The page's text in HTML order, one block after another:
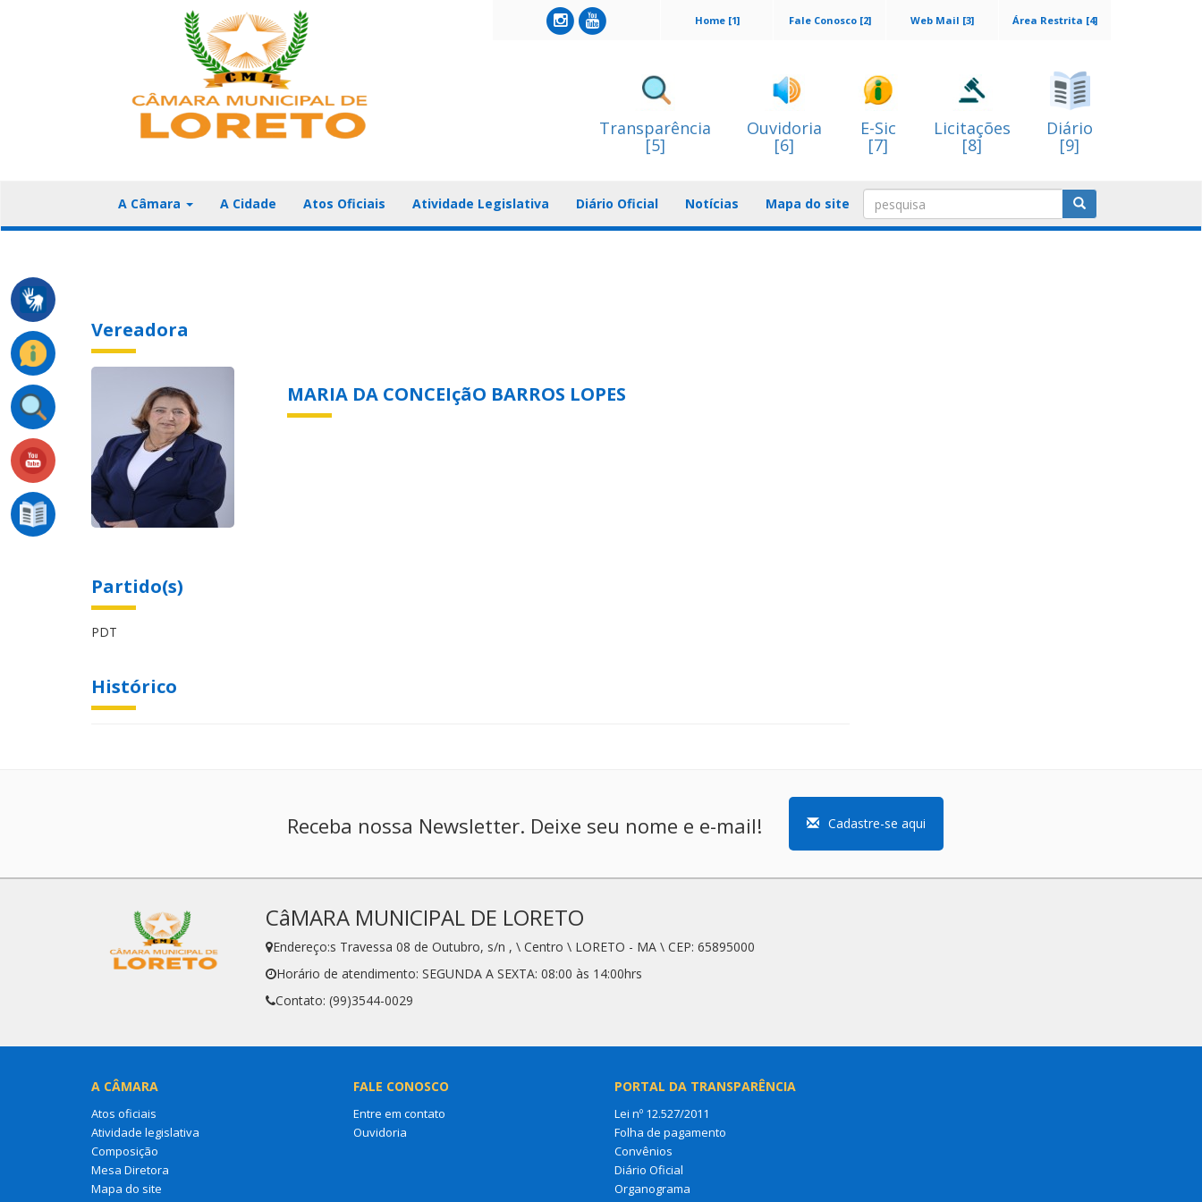
Área Restrita [4]
Web Mail [3]
Fale Conosco [2]
Home [1]
Transparência
[5]
Ouvidoria
[6]
E-Sic
[7]
Licitações
[8]
Diário
[9]
A Câmara A Cidade Atos Oficiais Atividade Legislativa Diário Oficial Notícias Mapa do site
Vereadora
MARIA DA CONCEIçãO BARROS LOPES
Partido(s)
PDT
Histórico
Receba nossa Newsletter. Deixe seu nome e e-mail! Cadastre-se aqui
CâMARA MUNICIPAL DE LORETO
Endereço:s Travessa 08 de Outubro, s/n , \ Centro \ LORETO - MA \ CEP: 65895000
Horário de atendimento: SEGUNDA A SEXTA: 08:00 às 14:00hrs
Contato: (99)3544-0029
A CÂMARA
Atos oficiais
Atividade legislativa
Composição
Mesa Diretora
Mapa do site
FALE CONOSCO
Entre em contato
Ouvidoria
PORTAL DA TRANSPARÊNCIA
Lei nº 12.527/2011
Folha de pagamento
Convênios
Diário Oficial
Organograma